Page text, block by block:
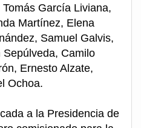
García Liviana,
Martínez, Elena
Samuel Galvis,
Camilo
Ernesto Alzate,
Ochoa.
a la Presidencia de